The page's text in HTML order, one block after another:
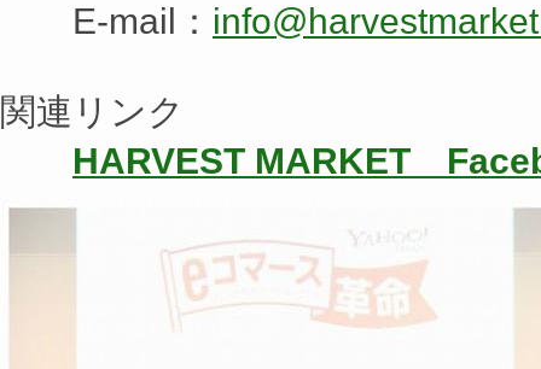
E-mail：
関連リンク
HARVEST MARKET